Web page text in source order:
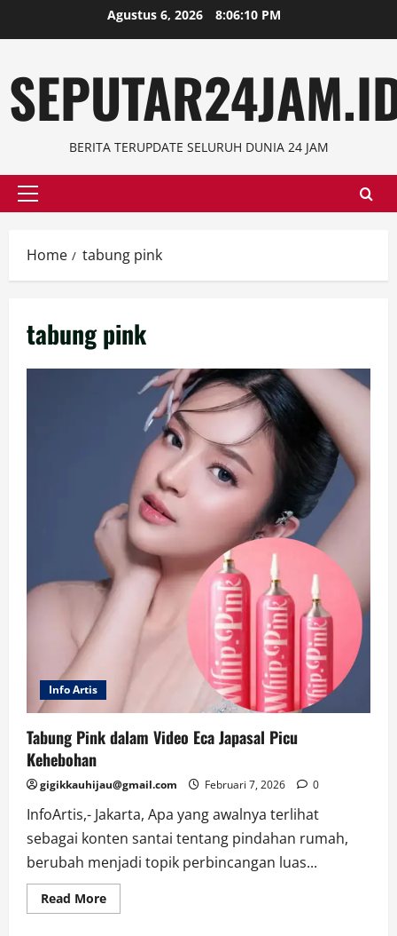
to
Agustus 6, 2026 8:06:11 PM
BERITA TERUPDATE SELURUH DUNIA 24 JAM
Primary
Home tabung pink
tabung pink
Info Artis
Tabung Pink dalam Video Eca Japasal Picu
Kehebohan
gigikkauhijau@gmail.com Februari 7, 2026 0
InfoArtis,- Jakarta, Apa yang awalnya terlihat
sebagai konten santai tentang pindahan rumah,
berubah menjadi topik perbincangan luas...
Read MoreRead
more